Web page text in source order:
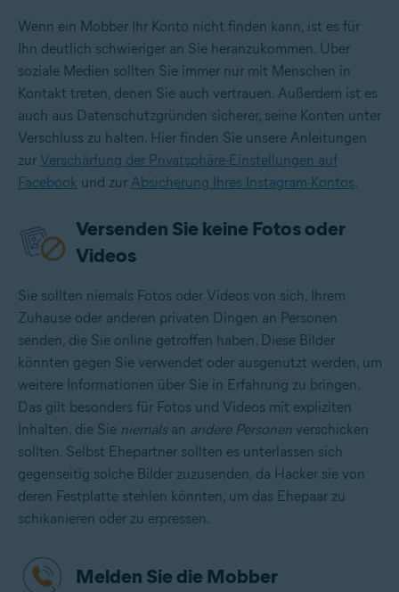
Wenn ein Mobber Ihr Konto nicht finden kann, ist es für
Ihn deutlich schwieriger an Sie heranzukommen. Über
soziale Medien sollten Sie immer nur mit Menschen in
Kontakt treten, denen Sie auch vertrauen. Außerdem ist es
auch aus Datenschutzgründen sicherer, seine Konten unter
Verschluss zu halten. Hier finden Sie unsere Anleitungen
zur Verschärfung der Privatsphäre-Einstellungen auf
Facebook und zur Absicherung Ihres Instagram-Kontos.
Versenden Sie keine Fotos oder
Videos
Sie sollten niemals Fotos oder Videos von sich, Ihrem
Zuhause oder anderen privaten Dingen an Personen
senden, die Sie online getroffen haben. Diese Bilder
könnten gegen Sie verwendet oder ausgenutzt werden, um
weitere Informationen über Sie in Erfahrung zu bringen.
Das gilt besonders für Fotos und Videos mit expliziten
Inhalten, die Sie niemalsan andere Personen verschicken
sollten. Selbst Ehepartner sollten es unterlassen sich
gegenseitig solche Bilder zuzusenden, da Hacker sie von
deren Festplatte stehlen könnten, um das Ehepaar zu
schikanieren oder zu erpressen.
Melden Sie die Mobber